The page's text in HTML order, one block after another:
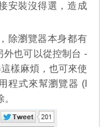
安裝沒得選，造成
除瀏覽器本身都有
外也可以從控制台 -
樣麻煩，也可來使
程式來幫瀏覽器 (I